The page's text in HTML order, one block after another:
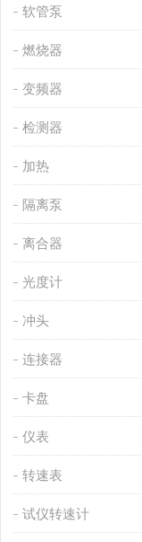
软管泵
燃烧器
变频器
检测器
加热
隔离泵
离合器
光度计
冲头
连接器
卡盘
仪表
转速表
试仪转速计